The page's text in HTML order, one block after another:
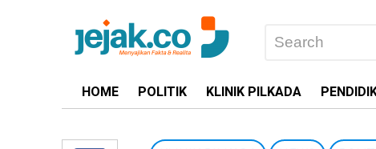
HOME POLITIK KLINIK PILKADA